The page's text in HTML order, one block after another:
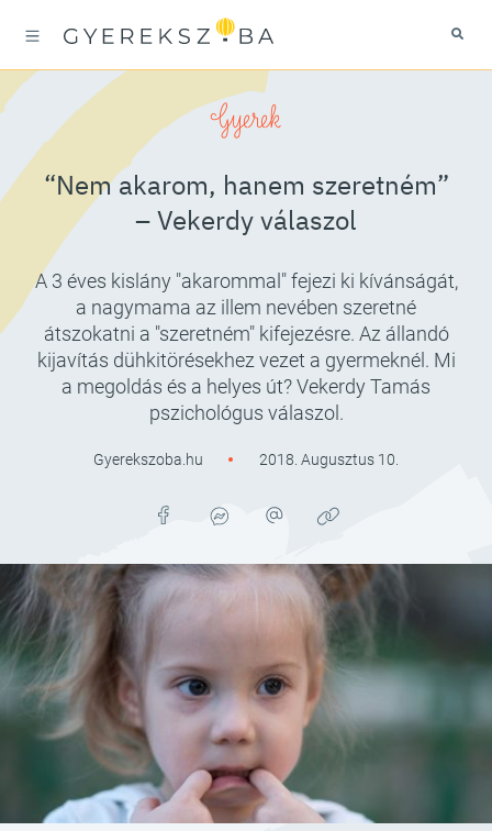
Gyerek
“Nem akarom, hanem szeretném”
– Vekerdy válaszol
A 3 éves kislány "akarommal" fejezi ki kívánságát,
a nagymama az illem nevében szeretné
átszokatni a "szeretném" kifejezésre. Az állandó
kijavítás dühkitörésekhez vezet a gyermeknél. Mi
a megoldás és a helyes út? Vekerdy Tamás
pszichológus válaszol.
Gyerekszoba.hu 2018. Augusztus 10.